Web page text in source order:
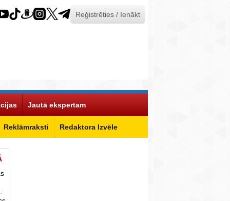
Reģistrēties / Ienākt
Reklāmraksti Redaktora Izvēle
Jautā ekspertam